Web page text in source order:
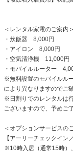
＜レンタル家電のご案内＞
・炊飯器 8,000円
・アイロン 8,000円
・空気清浄機 11,000円
・モバイルルーター
※無料設置のモバイルル
により異なりますのでご
※日割りでのレンタルは
ございますので、予めご
＜オプションサービスの
【アーリーチェックイ
※10時入居（通常15時）